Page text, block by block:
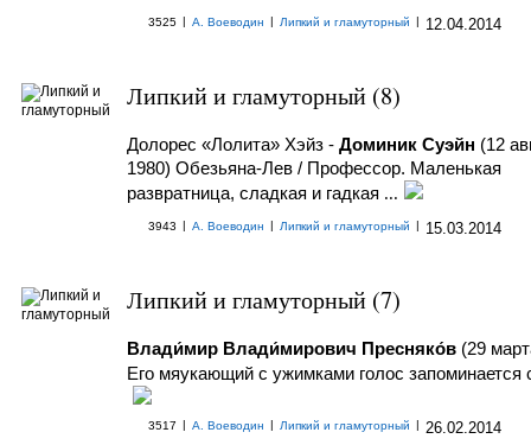
3525 | А. Воеводин | Липкий и гламуторный | 12.04.2014
Липкий и гламуторный (8)
Долорес «Лолита» Хэйз - Доминик Суэйн (12
1980) Обезьяна-Лев / Профессор. Маленькая
развратница, сладкая и гадкая ...
3943 | А. Воеводин | Липкий и гламуторный | 15.03.2014
Липкий и гламуторный (7)
Влади́мир Влади́мирович Пресняко́в (29
Его мяукающий с ужимками голос запоминается
3517 | А. Воеводин | Липкий и гламуторный | 26.02.2014